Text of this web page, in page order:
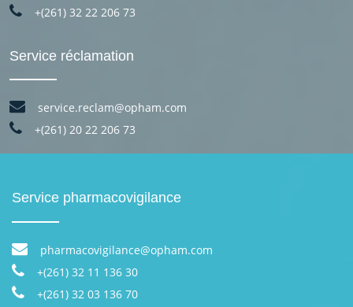
+(261) 32 22 206 73
Service réclamation
service.reclam@opham.com
+(261) 20 22 206 73
Service pharmacovigilance
pharmacovigilance@opham.com
+(261) 32 11 136 30
+(261) 32 03 136 70